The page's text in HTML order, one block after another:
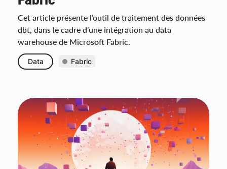
Cet article présente l’outil de traitement des données
dbt, dans le cadre d’une intégration au data
warehouse de Microsoft Fabric.
Data Fabric